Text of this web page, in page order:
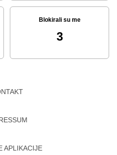
Blokirali su me
3
APLIKACIJE